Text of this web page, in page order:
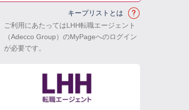
キープリストとは
ご利用にあたってはLHH転職エージェント
（Adecco Group）のMyPageへのログイン
が必要です。